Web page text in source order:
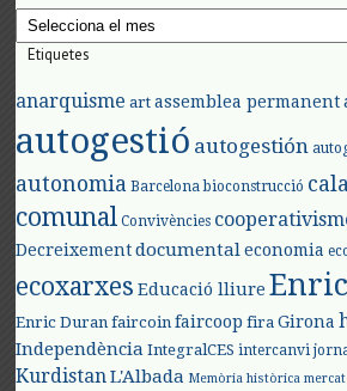
Arxius
Etiquetes
anarquisme art assemblea permanent
autogestió autogestión
autonomia Barcelona bioconstrucció
comunal Convivències
Decreixement documental economia
ecoxarxes Educació lliure
Enric Duran faircoin faircoop fira Girona
Independència IntegralCES intercanvi
KurdistanL'Albada Memòria històrica mercat